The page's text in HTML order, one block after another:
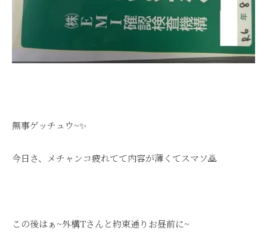
無事ゲッチュウ~✨
今日さ、メチャンコ疲れてて内容が薄くてスマソ🙇
この後はぁ~外構Tさんと約束通りお昼前に~